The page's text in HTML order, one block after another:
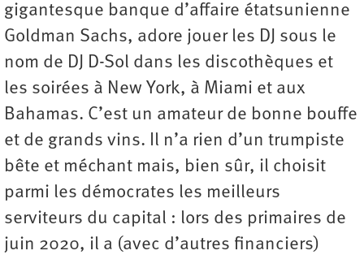
gigantesque banque d’affaire étatsunienne
Goldman Sachs, adore jouer les DJ sous le
nom de DJ D-Sol dans les discothèques et
les soirées à New York, à Miami et aux
Bahamas. C’est un amateur de bonne bouffe
et de grands vins. Il n’a rien d’un trumpiste
bête et méchant mais, bien sûr, il choisit
parmi les démocrates les meilleurs
serviteurs du capital : lors des primaires de
juin 2020, il a (avec d’autres financiers)